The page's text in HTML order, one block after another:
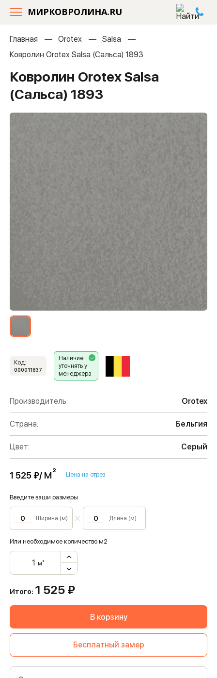
МИРКОВРОЛИНА.RU
Главная Orotex
Salsa
Ковролин Orotex Salsa (Сальса) 1893
Ковролин Orotex Salsa
(Сальса) 1893
Код:
000011837
Наличие
уточнять у
менеджера
Производитель: Orotex
Страна: Бельгия
Цвет: Серый
1 525 ₽/ м² Цена на отрез
Введите ваши размеры
Ширина (м) Длина (м)
Или необходимое количество м2
м²
Итого: 1 525 ₽
В корзину
Бесплатный замер